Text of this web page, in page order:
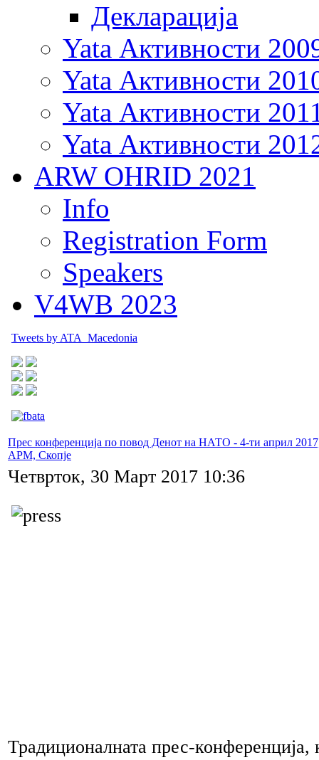
Декларација
Yata Активности
Yata Активности
Yata Активности
Yata Активности
ARW OHRID 2021
Info
Registration Form
Speakers
V4WB 2023
Tweets by ATA_Macedonia
Прес конференција по повод Денот на НАТО - 4-ти април
АРМ, Скопје
Четврток, 30 Март 2017 10:36
Традиционалната прес-конференција,